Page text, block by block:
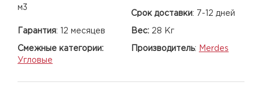
м3
Срок доставки: 7-12 дней
Гарантия: 12 месяцев Вес: 28 Кг
Смежные категории:
Угловые
Производитель: Merdes